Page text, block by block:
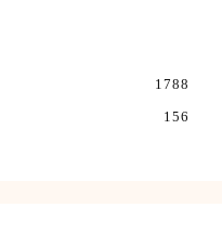
1788
156